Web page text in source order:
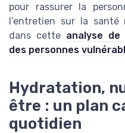
pour rassurer la
l’entretien sur la santé
dans cette analyse de
des personnes
Hydratation,
être : un plan
quotidien